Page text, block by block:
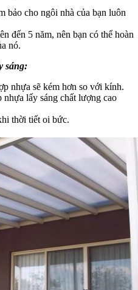
bảo cho ngôi nhà của bạn luôn
đến 5 năm, nên bạn có thể hoàn
nó.
sáng:
nhựa sẽ kém hơn so với kính.
lấy sáng chất lượng cao
thời tiết oi bức.